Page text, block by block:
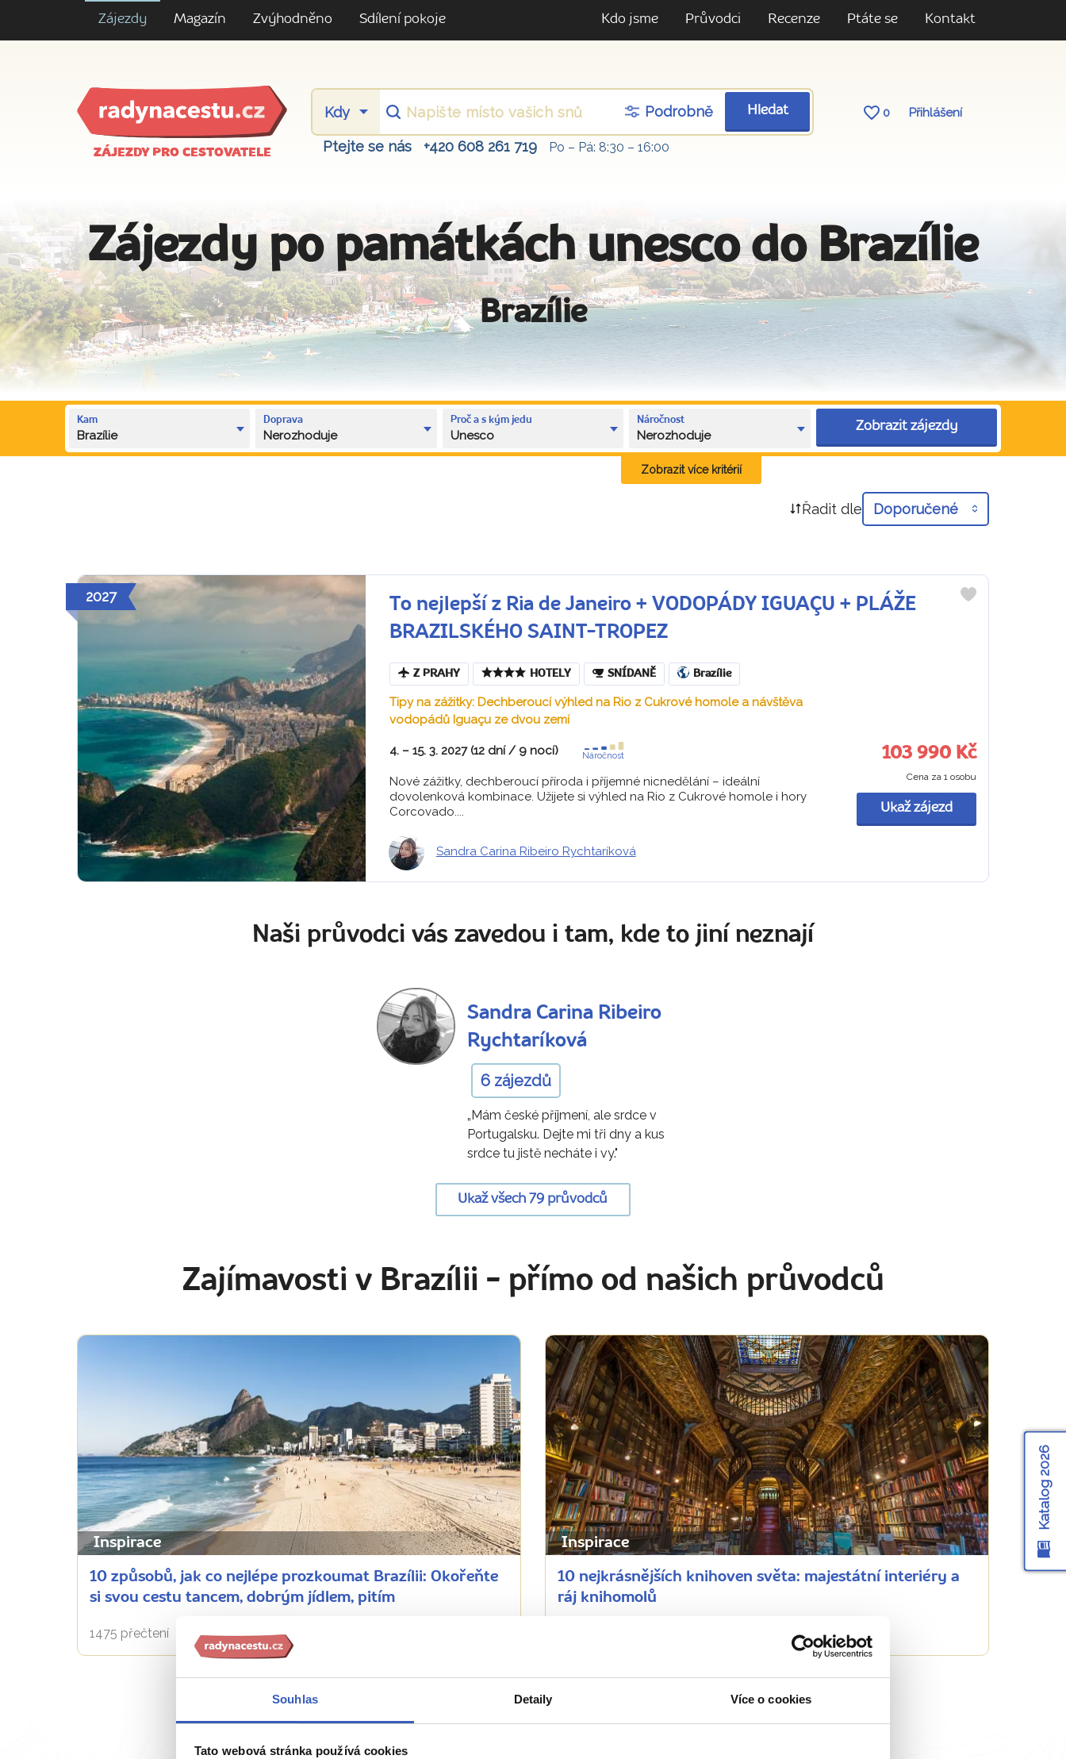
Souhlas Detaily Více o cookies
Tato webová stránka používá cookies
Zájezdy Magazín Zvýhodněno Sdílení pokoje Kdo jsme Průvodci Recenze Ptáte se Kontakt
ZÁJEZDY PRO CESTOVATELE
Podrobně Hledat 0 Přihlášení
Ptejte se nás +420 608 261 719 Po – Pá: 8:30 – 16:00
Zájezdy po památkách unesco do Brazílie
Brazílie
Kam
Brazílie
Doprava
Nerozhoduje
Proč a s kým jedu
Unesco
Náročnost
Nerozhoduje
Zobrazit zájezdy
Zobrazit více kritérií
Řadit dle Doporučené
2027
To nejlepší z Ria de Janeiro + VODOPÁDY IGUAÇU + PLÁŽE
BRAZILSKÉHO SAINT-TROPEZ
Z PRAHY HOTELY SNÍDANĚ Brazílie
Tipy na zážitky: Dechberoucí výhled na Rio z Cukrové homole a návštěva
vodopádů Iguaçu ze dvou zemí
4. – 15. 3. 2027 (12 dní / 9 nocí) Náročnost
Nové zážitky, dechberoucí příroda i příjemné nicnedělání – ideální
dovolenková kombinace. Užijete si výhled na Rio z Cukrové homole i hory
Corcovado....
Sandra Carina Ribeiro Rychtaríková
103 990 Kč
Cena za 1 osobu
Ukaž zájezd
Naši průvodci vás zavedou i tam, kde to jiní neznají
Sandra Carina Ribeiro
Rychtaríková
6 zájezdů
„Mám české příjmení, ale srdce v
Portugalsku. Dejte mi tři dny a kus
srdce tu jistě necháte i vy."
Ukaž všech 79 průvodců
Zajímavosti v Brazílii - přímo od našich průvodců
Inspirace
10 způsobů, jak co nejlépe prozkoumat Brazílii: Okořeňte
si svou cestu tancem, dobrým jídlem, pitím
1475 přečtení
Inspirace
10 nejkrásnějších knihoven světa: majestátní interiéry a
ráj knihomolů
Zobrazit všechny články o Brazílii
Katalog 2026